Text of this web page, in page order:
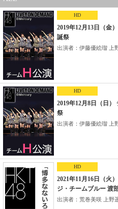
HD
2019年12月13日（金
誕祭
出演者：伊藤優絵瑠 上
HD
2019年12月8日（日
祭
出演者：伊藤優絵瑠 上
HD
2021年11月16日（火
ジ・チームブルー 渡
出演者：荒巻美咲 上野